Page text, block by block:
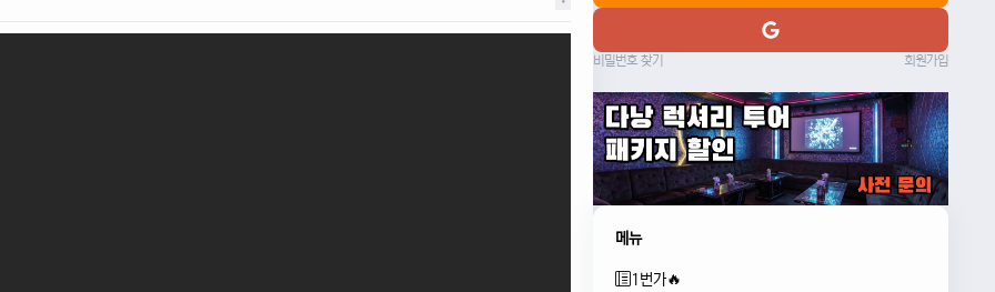
비밀번호 찾기 회원가입
메뉴
1번가🔥